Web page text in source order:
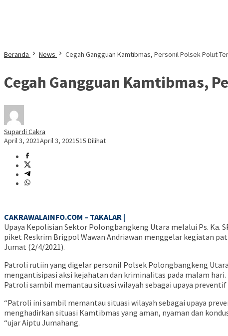
Beranda News Cegah Gangguan Kamtibmas, Personil Polsek Polut
Cegah Gangguan Kamtibmas,
Supardi Cakra
April 3, 2021April 3, 2021515 Dilihat
CAKRAWALAINFO.COM – TAKALAR |
Upaya Kepolisian Sektor Polongbangkeng Utara melalui Ps. Ka.
piket Reskrim Brigpol Wawan Andriawan menggelar kegiatan
Jumat (2/4/2021).
Patroli rutiin yang digelar personil Polsek Polongbangkeng
mengantisipasi aksi kejahatan dan kriminalitas pada malam hari.
Patroli sambil memantau situasi wilayah sebagai upaya
“Patroli ini sambil memantau situasi wilayah sebagai upaya
menghadirkan situasi Kamtibmas yang aman, nyaman dan
“ujar Aiptu Jumahang.